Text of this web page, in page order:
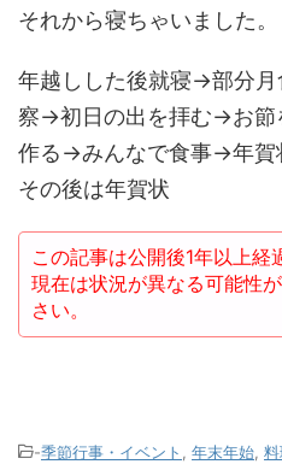
それから寝ちゃいました。
年越しした後就寝→部分
察→初日の出を拝む→お節
作る→みんなで食事→年
その後は年賀状
この記事は公開後1年以上経
現在は状況が異なる可能性
さい。
-季節行事・イベント 年末年始